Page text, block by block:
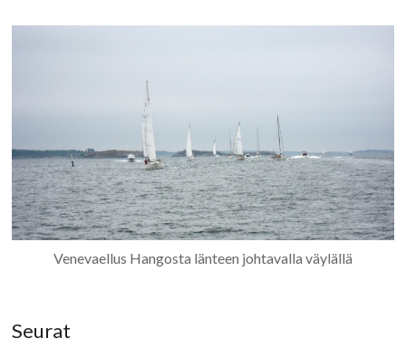
Venevaellus Hangosta länteen johtavalla väylällä
Seurat